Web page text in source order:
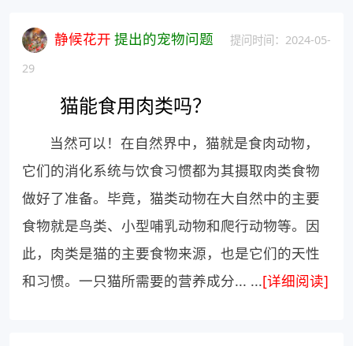
静候花开 提出的宠物问题
提问时间：2024-05-
29
猫能食用肉类吗？
当然可以！在自然界中，猫就是食肉动物，
它们的消化系统与饮食习惯都为其摄取肉类食物
做好了准备。毕竟，猫类动物在大自然中的主要
食物就是鸟类、小型哺乳动物和爬行动物等。因
此，肉类是猫的主要食物来源，也是它们的天性
和习惯。一只猫所需要的营养成分... ...[详细阅读]